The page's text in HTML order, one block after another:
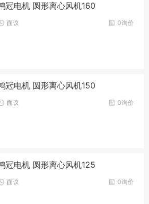
冠电机 圆形离心风机160
0询价
面议
冠电机 圆形离心风机150
0询价
面议
冠电机 圆形离心风机125
0询价
面议